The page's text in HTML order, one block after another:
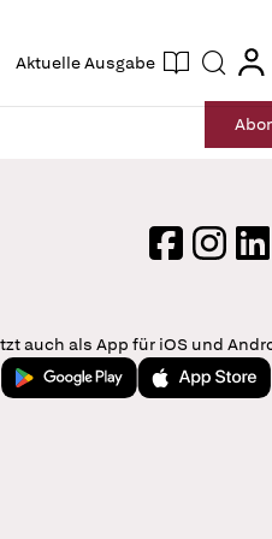
Aktuelle Ausgabe Suche
login
Abo
FacebookInstagram
auch als App für iOS und
Jetzt bei Google PlayLaden im App